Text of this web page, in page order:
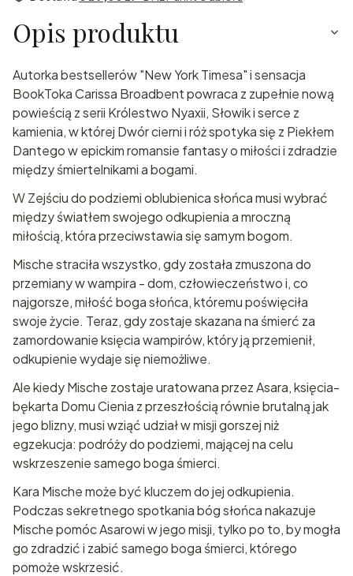
Opis produktu
Autorka bestsellerów "New York Timesa" i sensacja
BookToka Carissa Broadbent powraca z zupełnie nową
powieścią z serii Królestwo Nyaxii, Słowik i serce z
kamienia, w której Dwór cierni i róż spotyka się z Piekłem
Dantego w epickim romansie fantasy o miłości i zdradzie
między śmiertelnikami a bogami.
W Zejściu do podziemi oblubienica słońca musi wybrać
między światłem swojego odkupienia a mroczną
miłością, która przeciwstawia się samym bogom.
Mische straciła wszystko, gdy została zmuszona do
przemiany w wampira - dom, człowieczeństwo i, co
najgorsze, miłość boga słońca, któremu poświęciła
swoje życie. Teraz, gdy zostaje skazana na śmierć za
zamordowanie księcia wampirów, który ją przemienił,
odkupienie wydaje się niemożliwe.
Ale kiedy Mische zostaje uratowana przez Asara, księcia-
bękarta Domu Cienia z przeszłością równie brutalną jak
jego blizny, musi wziąć udział w misji gorszej niż
egzekucja: podróży do podziemi, mającej na celu
wskrzeszenie samego boga śmierci.
Kara Mische może być kluczem do jej odkupienia.
Podczas sekretnego spotkania bóg słońca nakazuje
Mische pomóc Asarowi w jego misji, tylko po to, by mogła
go zdradzić i zabić samego boga śmierci, którego
pomoże wskrzesić.